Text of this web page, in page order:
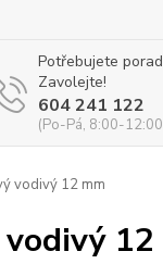
Potřebujete
Zavolejte!
604 241 122
(Po-Pá, 8:00-
vodivý 12 mm
12